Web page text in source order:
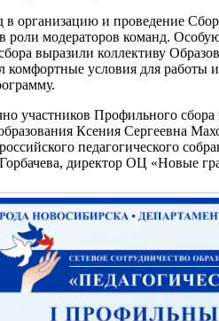
в организацию и проведение
роли модераторов команд.
выразили коллективу
комфортные условия для работы
участников Профильного
Ксения Сергеевна
педагогического
директор ОЦ «Новые